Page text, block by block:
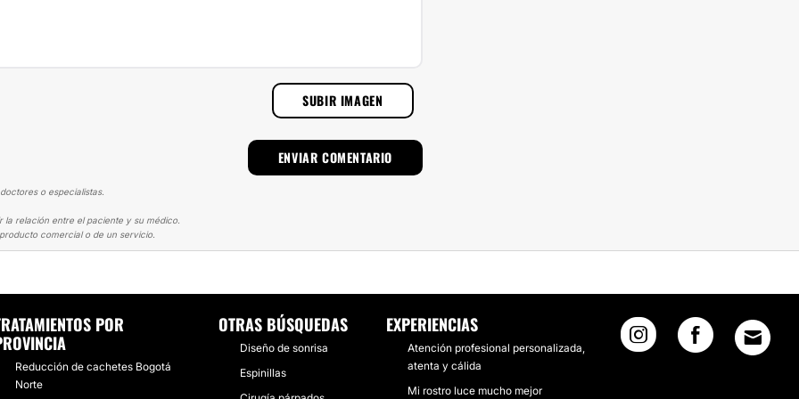
SUBIR IMAGEN
o especialistas.
relación entre el paciente y su médico.
comercial o de un servicio.
POR
Reducción de cachetes Bogotá
Norte
OTRAS BÚSQUEDAS
Diseño de sonrisa
Espinillas
EXPERIENCIAS
Atención profesional personalizada,
atenta y cálida
Mi rostro luce mucho mejor